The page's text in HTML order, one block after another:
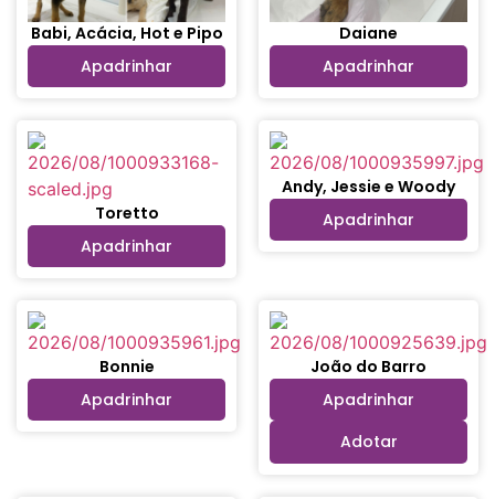
Babi, Acácia, Hot e Pipo
Apadrinhar
Daiane
Apadrinhar
Toretto
Apadrinhar
Andy, Jessie e Woody
Apadrinhar
Bonnie
Apadrinhar
João do Barro
Apadrinhar
Adotar